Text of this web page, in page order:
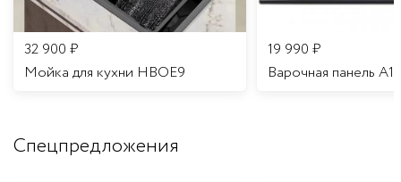
32 900 ₽
Мойка для кухни HBOE9
19 990 ₽
Варочная панель A16
Спецпредложения